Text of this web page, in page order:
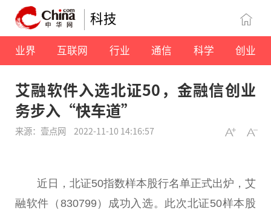
科技
业界 互联网 行业 通信 科学 创业
艾融软件入选北证50，金融信创业
务步入“快车道”
来源：壹点网 2022-11-10 14:16:57
近 日，北证50指数样本股行名单正式出炉，艾
融软件（830799）成功入选。此次北证50样本股